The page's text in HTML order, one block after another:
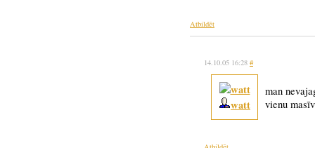
Atbildēt
14.10.05 16:28 #
watt
man
vienu